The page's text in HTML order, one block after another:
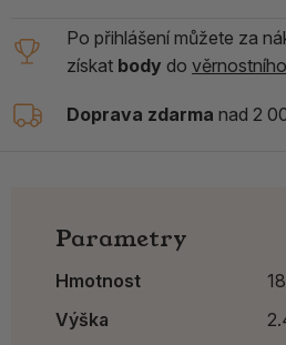
Po přihlášení můžete za
získat body do
Doprava zdarma nad 2
Parametry
Hmotnost
Výška